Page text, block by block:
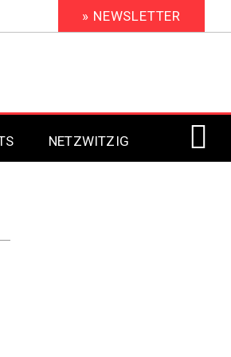
» NEWSLETTER
NETZWITZIG